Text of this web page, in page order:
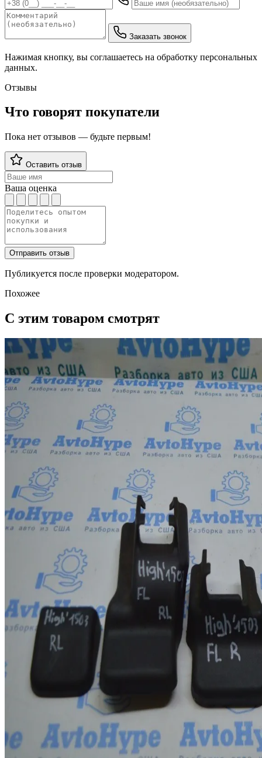
Заказать звонок
Нажимая кнопку, вы соглашаетесь на обработку персональных
данных.
Отзывы
Что говорят покупатели
Пока нет отзывов — будьте первым!
Оставить отзыв
Ваша оценка
Отправить отзыв
Публикуется после проверки модератором.
Похожее
С этим товаром смотрят